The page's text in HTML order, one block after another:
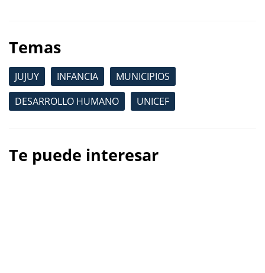
Temas
JUJUY INFANCIA
MUNICIPIOS
DESARROLLO HUMANO
UNICEF
Te puede interesar